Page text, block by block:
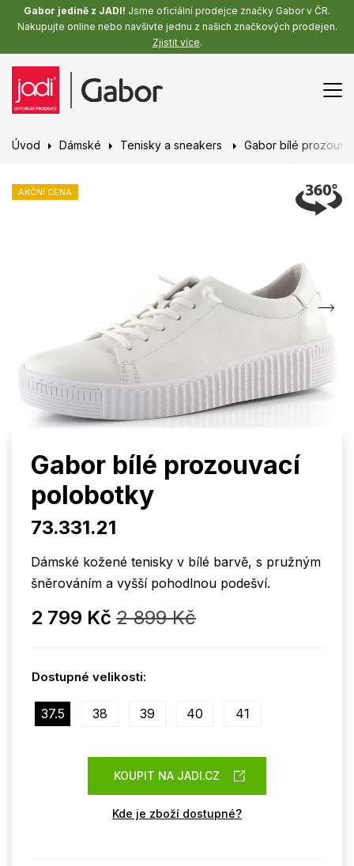
Gabor jedině z JADI! Jsme oficiální prodejce značky Gabor v ČR.
Nakupujte online nebo navšivte jednu z našich značkových prodejen.
Zjistit více.
Úvod Dámské Tenisky a sneakers Gabor bílé
AKČNÍ CENA
Gabor bílé prozouvací
polobotky
73.331.21
Dámské kožené tenisky v bílé barvě, s pružným
šněrováním a vyšší pohodlnou podešví.
2 799 Kč 2 899 Kč
Dostupné velikosti:
37.5 38 39 40 41
KOUPIT NA JADI.CZ
Kde je zboží dostupné?